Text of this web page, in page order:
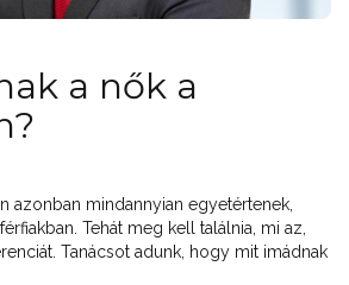
a nők a
azonban mindannyian egyetértenek,
Tehát meg kell találnia, mi az,
Tanácsot adunk, hogy mit imádnak